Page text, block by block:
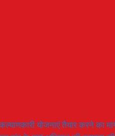
योजनाएं तैयार करने का